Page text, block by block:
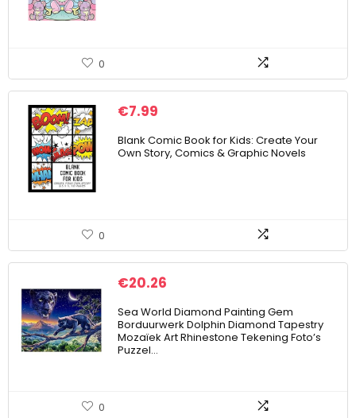
0
€7.99
Blank Comic Book for Kids: Create Your
Own Story, Comics & Graphic Novels
0
€20.26
Sea World Diamond Painting Gem
Borduurwerk Dolphin Diamond Tapestry
Mozaïek Art Rhinestone Tekening Foto’s
Puzzel…
0